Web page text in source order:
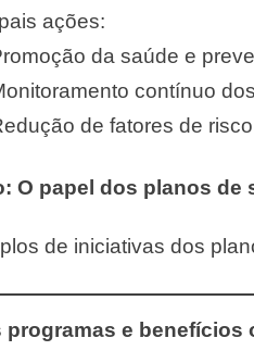
ações:
da saúde e
contínuo
de fatores de
O papel dos planos de
de iniciativas dos
programas e